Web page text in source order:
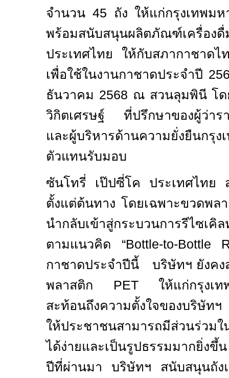
จำนวน 45 ถัง ให้แก่กรุงเทพมห
พร้อมสนับสนุนผลิตภัณฑ์เครื่องดื่
ประเทศไทย ให้กับสภากาชาดไ
เพื่อใช้ในงานกาชาดประจำปี
ธันวาคม 2568 ณ สวนลุมพินี โ
วิกิตเศรษฐ์ ที่ปรึกษาของผู้ว่าร
และผู้บริหารด้านความยั่งยืนกรุง
ตัวแทนรับมอบ
ซันโทรี่ เป๊ปซี่โค ประเทศไทย
ตั้งแต่ต้นทาง โดยเฉพาะขวดพล
นำกลับเข้าสู่กระบวนการรีไซเคิ
ตามแนวคิด “Bottle-to-Bottle
กาชาดประจำปีนี้
บริษัทฯ ยังค
พลาสติก PET ให้แก่กรุงเ
สะท้อนถึงความตั้งใจของบริษัทฯ
ให้ประชาชนสามารถมีส่วนร่วม
ได้ง่ายและเป็นรูปธรรมมากยิ่ง
ปีที่ผ่านมา บริษัทฯ สนับสนุนถั